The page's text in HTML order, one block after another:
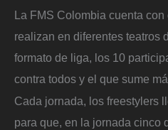
La FMS Colombia cuenta
realizan en diferentes teatros
formato de liga, los 10
contra todos y el que sume
Cada jornada, los freestylers
para que, en la jornada cinco